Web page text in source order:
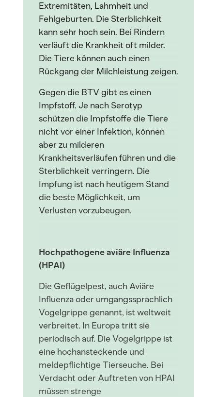
Extremitäten, Lahmheit und
Fehlgeburten. Die Sterblichkeit
kann sehr hoch sein. Bei Rindern
verläuft die Krankheit oft milder.
Die Tiere können auch einen
Rückgang der Milchleistung zeigen.
Gegen die BTV gibt es einen
Impfstoff. Je nach Serotyp
schützen die Impfstoffe die Tiere
nicht vor einer Infektion, können
aber zu milderen
Krankheitsverläufen führen und die
Sterblichkeit verringern. Die
Impfung ist nach heutigem Stand
die beste Möglichkeit, um
Verlusten vorzubeugen.
Hochpathogene aviäre Influenza
(HPAI)
Die Geflügelpest, auch Aviäre
Influenza oder umgangssprachlich
Vogelgrippe genannt, ist weltweit
verbreitet. In Europa tritt sie
periodisch auf. Die Vogelgrippe ist
eine hochansteckende und
meldepflichtige Tierseuche. Bei
Verdacht oder Auftreten von HPAI
müssen strenge